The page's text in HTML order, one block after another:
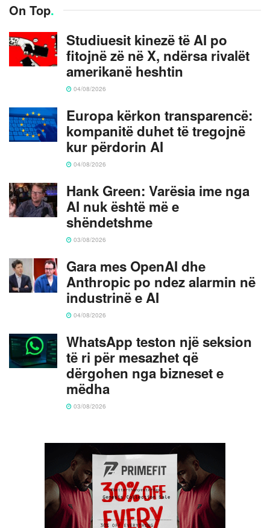
On Top.
Studiuesit kinezë të AI po
fitojnë zë në X, ndërsa rivalët
amerikanë heshtin
04/08/2026
Europa kërkon transparencë:
kompanitë duhet të tregojnë
kur përdorin AI
04/08/2026
Hank Green: Varësia ime nga
AI nuk është më e
shëndetshme
03/08/2026
Gara mes OpenAI dhe
Anthropic po ndez alarmin në
industrinë e AI
04/08/2026
WhatsApp teston një seksion
të ri për mesazhet që
dërgohen nga bizneset e
mëdha
03/08/2026